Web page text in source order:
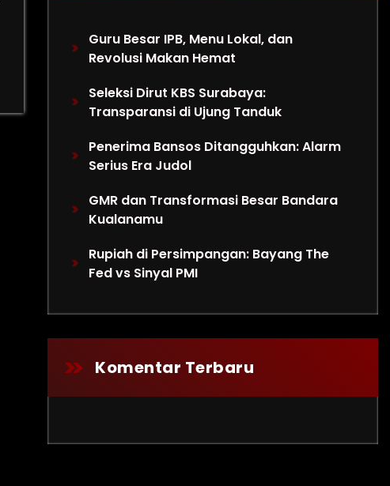
Guru Besar IPB, Menu Lokal, dan
Revolusi Makan Hemat
Seleksi Dirut KBS Surabaya:
Transparansi di Ujung Tanduk
Penerima Bansos Ditangguhkan: Alarm
Serius Era Judol
GMR dan Transformasi Besar Bandara
Kualanamu
Rupiah di Persimpangan: Bayang The
Fed vs Sinyal PMI
Komentar Terbaru